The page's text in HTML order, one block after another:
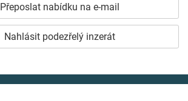
Přeposlat nabídku na e-mail
Nahlásit podezřelý inzerát